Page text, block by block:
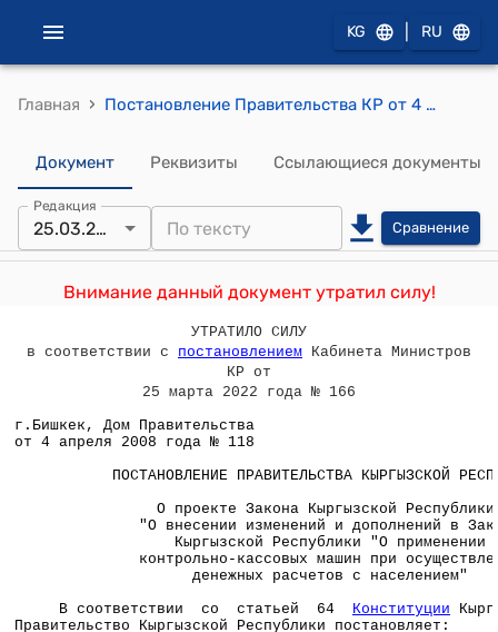
KG RU
Главная › Постановление Правительства КР от 4 апреля 2008 года № 118 "О проекте Закона Кыргызской Республики "О внесении изменений и дополнений в Закон Кыргызской Республики "О применении контрольно-кассовых машин при осуществлении денежных расчетов с населением"
Документ Реквизиты Ссылающиеся документы
Редакция
25.03.2022 Сравнение
Внимание данный документ утратил силу!